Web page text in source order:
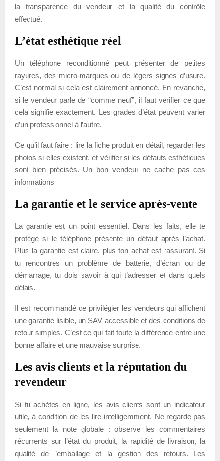
la transparence du vendeur et la qualité du contrôle
effectué.
L’état esthétique réel
Un téléphone reconditionné peut présenter de petites
rayures, des micro-marques ou de légers signes d’usure.
C’est normal si cela est clairement annoncé. En revanche,
si le vendeur parle de “comme neuf”, il faut vérifier ce que
cela signifie exactement. Les grades d’état peuvent varier
d’un professionnel à l’autre.
Ce qu’il faut faire : lire la fiche produit en détail, regarder les
photos si elles existent, et vérifier si les défauts esthétiques
sont bien précisés. Un bon vendeur ne cache pas ces
informations.
La garantie et le service après-vente
La garantie est un point essentiel. Dans les faits, elle te
protège si le téléphone présente un défaut après l’achat.
Plus la garantie est claire, plus ton achat est rassurant. Si
tu rencontres un problème de batterie, d’écran ou de
démarrage, tu dois savoir à qui t’adresser et dans quels
délais.
Il est recommandé de privilégier les vendeurs qui affichent
une garantie lisible, un SAV accessible et des conditions de
retour simples. C’est ce qui fait toute la différence entre une
bonne affaire et une mauvaise surprise.
Les avis clients et la réputation du
revendeur
Si tu achètes en ligne, les avis clients sont un indicateur
utile, à condition de les lire intelligemment. Ne regarde pas
seulement la note globale : observe les commentaires
récurrents sur l’état du produit, la rapidité de livraison, la
qualité de l’emballage et la gestion des retours. Les